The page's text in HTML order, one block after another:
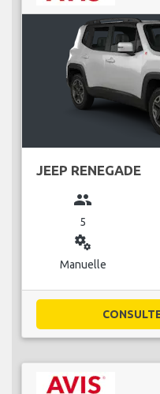
JEEP RENEGADE
group
5
miscellaneous_services
Manuelle